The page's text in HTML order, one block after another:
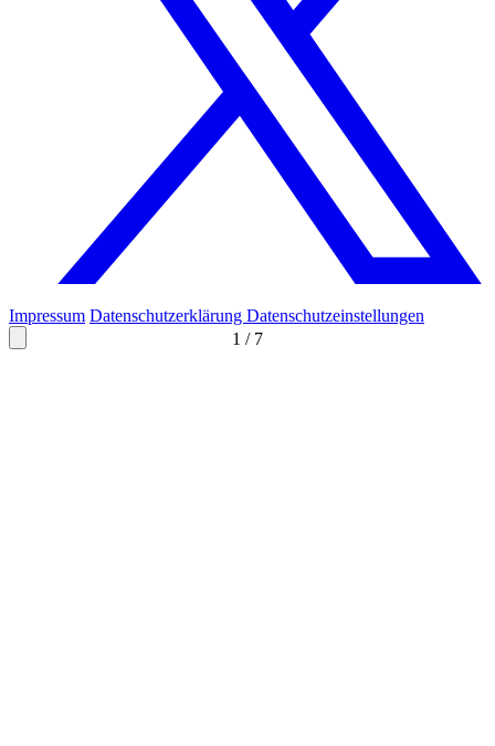
1 / 7
Impressum Datenschutzerklärung Datenschutzeinstellungen